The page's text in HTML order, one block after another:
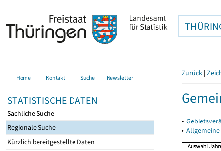
Home Kontakt Suche Newsletter
STATISTISCHE DATEN
Sachliche Suche
Regionale Suche
Kürzlich bereitgestellte Daten
Zurück |
▸
▸